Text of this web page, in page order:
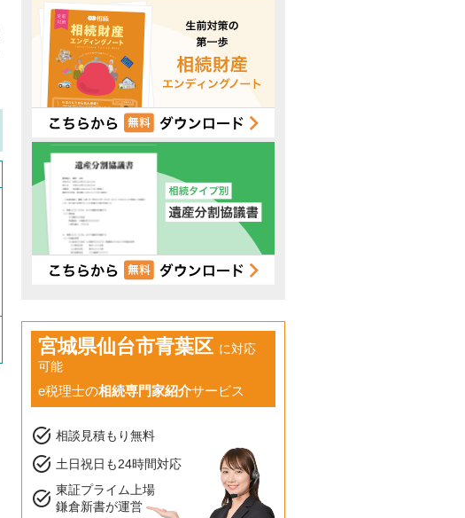
宮城県仙台市青葉区 に対応
可能
e税理士の相続専門家紹介サービス
task_alt 相談見積もり無料
task_alt 土日祝日も24時間対応
task_alt 東証プライム上場
鎌倉新書が運営